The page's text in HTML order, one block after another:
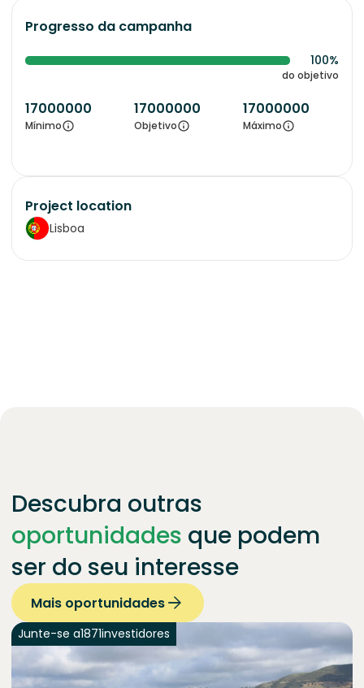
Progresso da campanha
100%
do objetivo
17000000
Mínimo
17000000
Objetivo
17000000
Máximo
Project location
Lisboa
Descubra outras
oportunidades que podem
ser do seu interesse
Mais oportunidades
Junte-se a1871investidores